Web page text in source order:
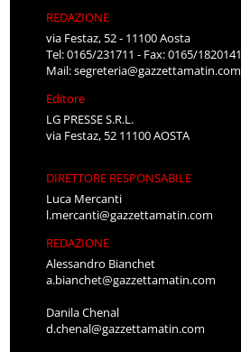
REDAZIONE
via Festaz, 52 - 11100 Aosta
Tel: 0165/231711 - Fax: 0165/1820141
Mail:segreteria@gazzettamatin.com
Editore
LG PRESSE S.R.L.
via Festaz, 52 11100 AOSTA
DIRETTORE RESPONSABILE
Luca Mercanti
l.mercanti@gazzettamatin.com
REDAZIONE
Alessandro Bianchet
a.bianchet@gazzettamatin.com
Danila Chenal
d.chenal@gazzettamatin.com